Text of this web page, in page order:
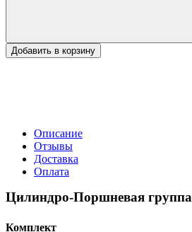
Добавить в корзину
Описание
Отзывы
Доставка
Оплата
Цилиндро-Поршневая группа
Комплект